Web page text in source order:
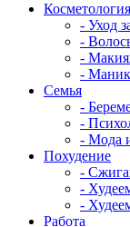
Косметология
- Уход
-
-
-
Семья
-
-
- Мода
Похудение
-
-
-
Работа